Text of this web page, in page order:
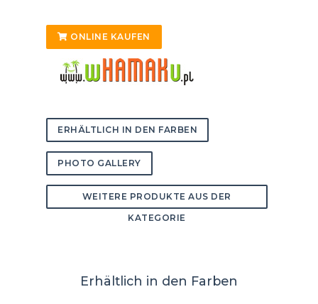
ONLINE KAUFEN
ERHÄLTLICH IN DEN FARBEN
PHOTO GALLERY
WEITERE PRODUKTE AUS DER
KATEGORIE
Erhältlich in den Farben